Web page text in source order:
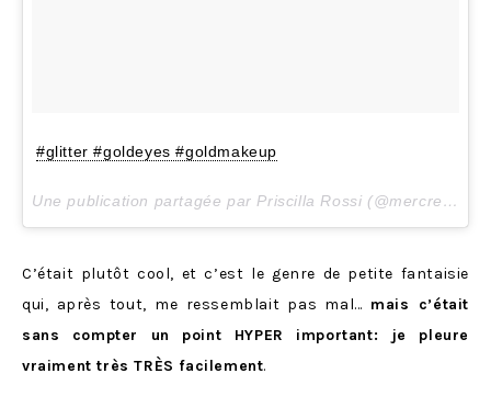
#glitter #goldeyes #goldmakeup
Une publication partagée par Priscilla Rossi (@mercredieblog) le
C’était plutôt cool, et c’est le genre de petite fantaisie
qui, après tout, me ressemblait pas mal… mais c’était
sans compter un point HYPER important: je pleure
vraiment très TRÈS facilement.